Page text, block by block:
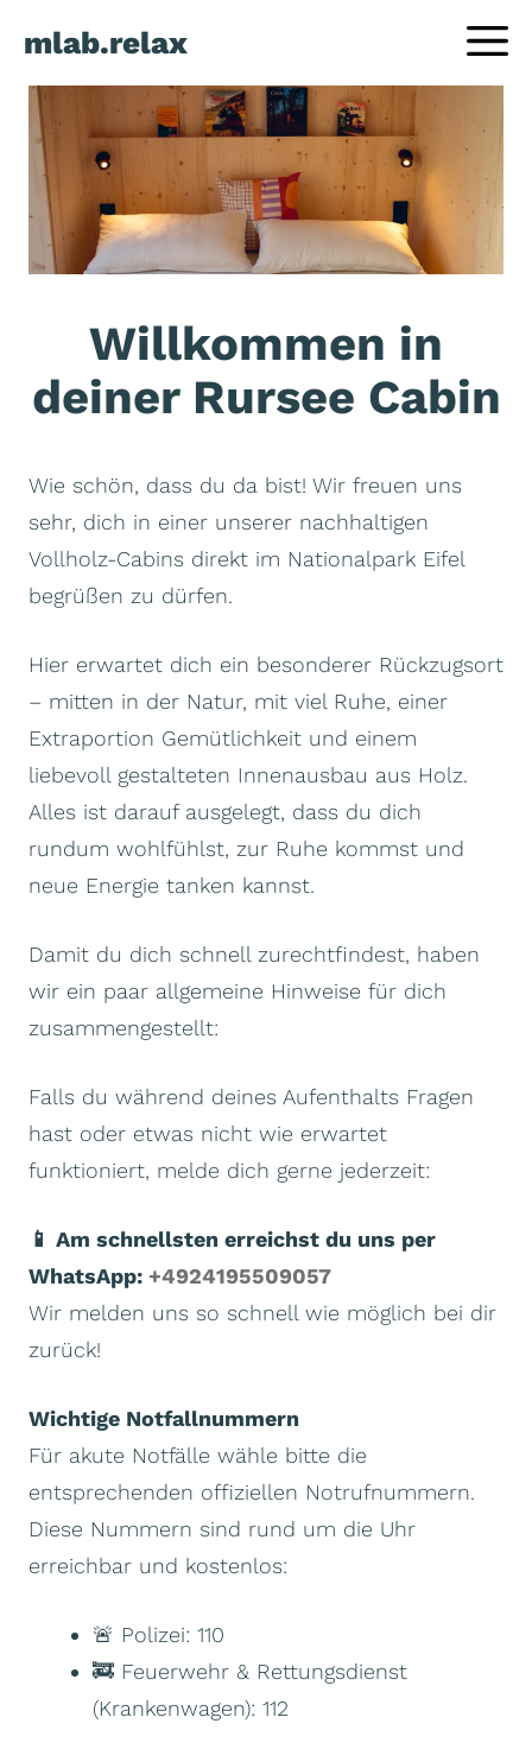
Inhalt
springen
mlab.relax
Willkommen in
deiner Rursee Cabin
Wie schön, dass du da bist! Wir freuen uns
sehr, dich in einer unserer nachhaltigen
Vollholz-Cabins direkt im Nationalpark Eifel
begrüßen zu dürfen.
Hier erwartet dich ein besonderer Rückzugsort
– mitten in der Natur, mit viel Ruhe, einer
Extraportion Gemütlichkeit und einem
liebevoll gestalteten Innenausbau aus Holz.
Alles ist darauf ausgelegt, dass du dich
rundum wohlfühlst, zur Ruhe kommst und
neue Energie tanken kannst.
Damit du dich schnell zurechtfindest, haben
wir ein paar allgemeine Hinweise für dich
zusammengestellt:
Falls du während deines Aufenthalts Fragen
hast oder etwas nicht wie erwartet
funktioniert, melde dich gerne jederzeit:
📱 Am schnellsten erreichst du uns per
WhatsApp: +4924195509057
Wir melden uns so schnell wie möglich bei dir
zurück!
Wichtige Notfallnummern
Für akute Notfälle wähle bitte die
entsprechenden offiziellen Notrufnummern.
Diese Nummern sind rund um die Uhr
erreichbar und kostenlos:
🚨 Polizei: 110
🚒 Feuerwehr & Rettungsdienst
(Krankenwagen): 112